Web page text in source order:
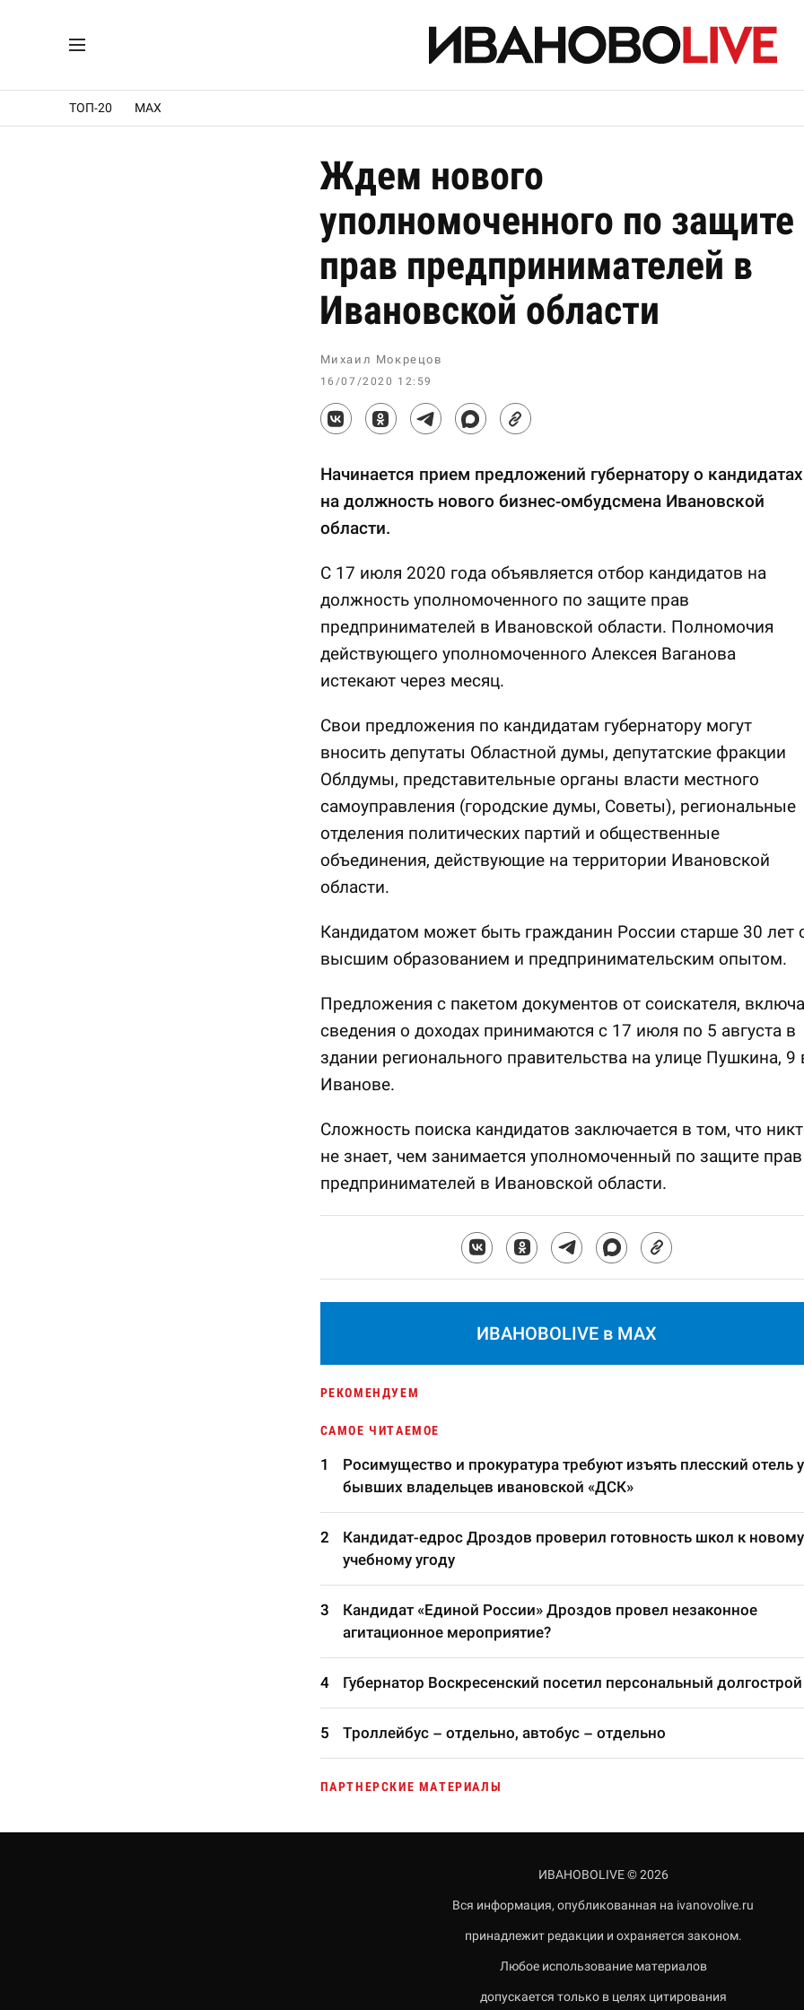
ТОП-20 MAX
Ждем нового
уполномоченного по защите
прав предпринимателей в
Ивановской области
Михаил Мокрецов
16/07/2020 12:59
Начинается прием предложений губернатору о кандидатах
на должность нового бизнес-омбудсмена Ивановской
области.
С 17 июля 2020 года объявляется отбор кандидатов на
должность уполномоченного по защите прав
предпринимателей в Ивановской области. Полномочия
действующего уполномоченного Алексея Ваганова
истекают через месяц.
Свои предложения по кандидатам губернатору могут
вносить депутаты Областной думы, депутатские фракции
Облдумы, представительные органы власти местного
самоуправления (городские думы, Советы), региональные
отделения политических партий и общественные
объединения, действующие на территории Ивановской
области.
Кандидатом может быть гражданин России старше 30 лет
высшим образованием и предпринимательским опытом.
Предложения с пакетом документов от соискателя,
сведения о доходах принимаются с 17 июля по 5 августа в
здании регионального правительства на улице Пушкина, 9
Иванове.
Сложность поиска кандидатов заключается в том, что
не знает, чем занимается уполномоченный по защите прав
предпринимателей в Ивановской области.
ИВАНОВОLIVE в MAX
РЕКОМЕНДУЕМ
САМОЕ ЧИТАЕМОЕ
Росимущество и прокуратура требуют изъять плесский отель у
бывших владельцев ивановской «ДСК»
Кандидат-едрос Дроздов проверил готовность школ к новому
учебному угоду
Кандидат «Единой России» Дроздов провел незаконное
агитационное мероприятие?
Губернатор Воскресенский посетил персональный долгострой
Троллейбус – отдельно, автобус – отдельно
ПАРТНЕРСКИЕ МАТЕРИАЛЫ
ИВАНОВОLIVE © 2026
Вся информация, опубликованная на ivanovolive.ru
принадлежит редакции и охраняется законом.
Любое использование материалов
допускается только в целях цитирования